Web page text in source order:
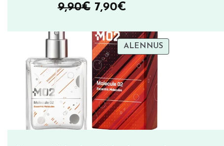
9,90€ Alkuperäinen
oli:
9,90€.
7,90€Nykyinen
on:
7,90€.
ALENNUSTUOTE
ALENNUKSESSA